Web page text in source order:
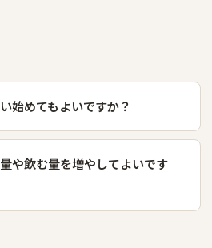
始めてもよいですか？
や飲む量を増やしてよいです